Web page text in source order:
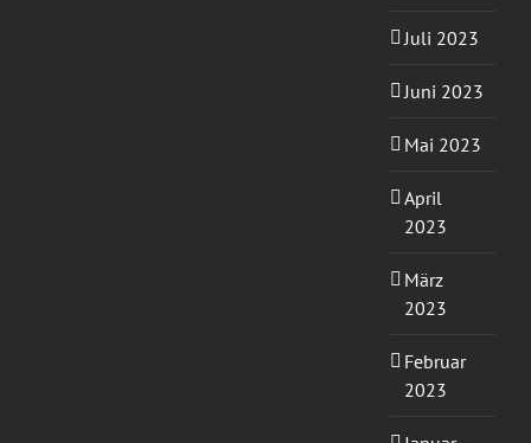
Juli 2023
Juni 2023
Mai 2023
April
2023
März
2023
Februar
2023